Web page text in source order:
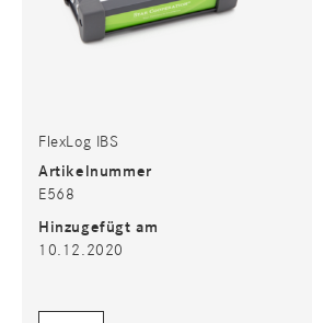
FlexLog IBS
Artikelnummer
E568
Hinzugefügt am
10.12.2020